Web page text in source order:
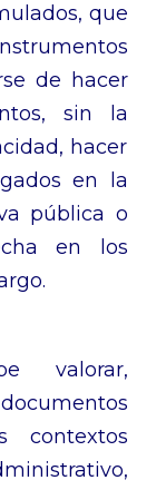
que
de hacer
sin la
hacer
en la
pública o
en los
valorar,
contextos